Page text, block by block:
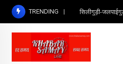
Skip
content
TRENDING सिलीगुड़ी-